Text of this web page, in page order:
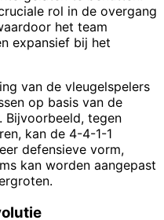
rol in de overgang
het team
expansief bij het
van de vleugelspelers
op basis van de
Bijvoorbeeld, tegen
kan de 4-4-1-1
defensieve vorm,
kan worden aangepast